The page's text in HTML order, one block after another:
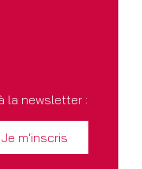
la newsletter :